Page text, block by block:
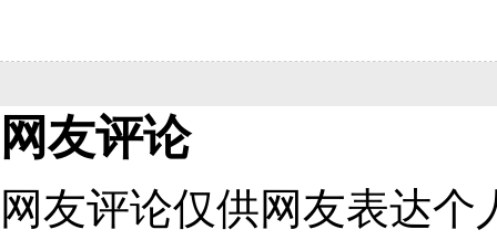
网友评论
网友评论仅供网友表达